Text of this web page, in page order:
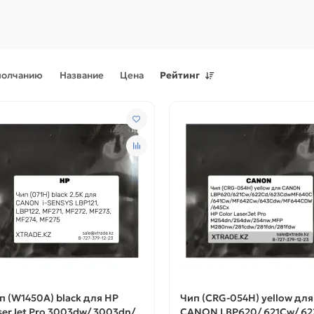
Поступления товаров 08.07.2026
- Новое поступление
для картриджей и
23.06.2026 - Новое
запчастей для картриджей и
принтеров, картриджи
Название Цена Рейтинг
(W1450A) black для HP
Чип (CRG-054H) yellow для